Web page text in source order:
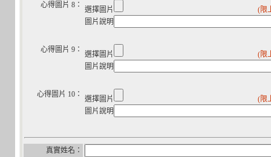
心得圖片 8：
選擇圖片
(限
圖片說明
心得圖片 9：
選擇圖片
(限
圖片說明
心得圖片 10：
選擇圖片
(限
圖片說明
真實姓名：